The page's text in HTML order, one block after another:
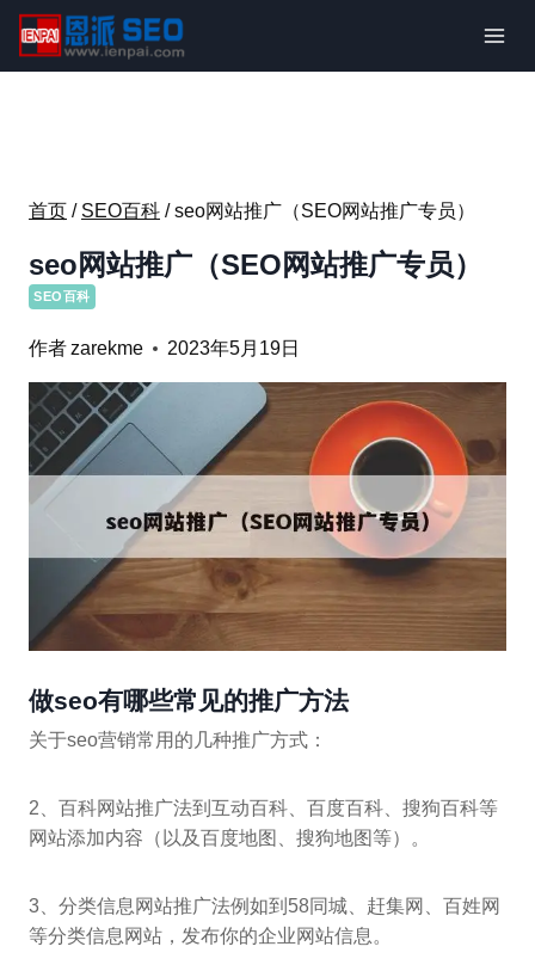
内
首页 / SEO百科 / seo网站推广（SEO网站推广专员）
seo网站推广（SEO网站推广专员）
SEO百科
作者zarekme 2023年5月19日
做seo有哪些常见的推广方法
关于seo营销常用的几种推广方式：
2、百科网站推广法到互动百科、百度百科、搜狗百科等
网站添加内容（以及百度地图、搜狗地图等）。
3、分类信息网站推广法例如到58同城、赶集网、百姓网
等分类信息网站，发布你的企业网站信息。